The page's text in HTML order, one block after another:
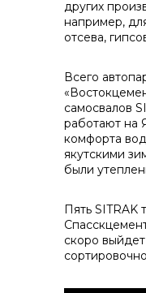
+7 (423)
других
например,
отсева,
Всего
самосвалов
работают на
комфорта
якутскими
были
Пять SITRAK
скоро